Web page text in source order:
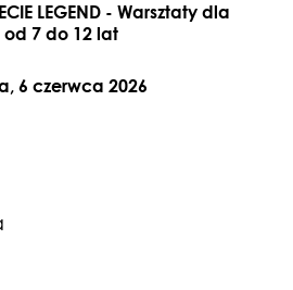
LEGEND - Warsztaty dla
7 do 12 lat
6 czerwca 2026